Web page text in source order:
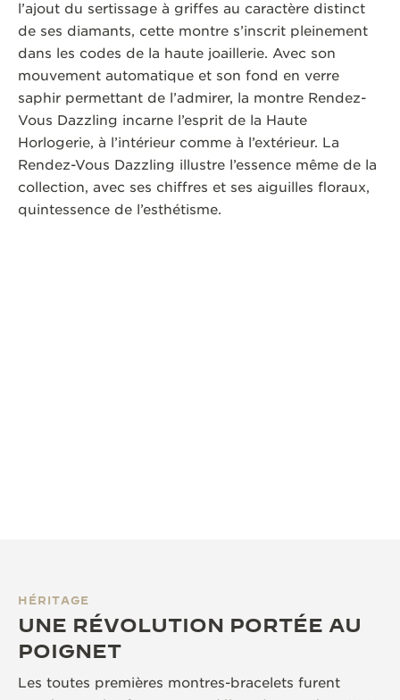
l’ajout du sertissage à griffes au caractère distinct
de ses diamants, cette montre s’inscrit pleinement
dans les codes de la haute joaillerie. Avec son
mouvement automatique et son fond en verre
saphir permettant de l’admirer, la montre Rendez-
Vous Dazzling incarne l’esprit de la Haute
Horlogerie, à l’intérieur comme à l’extérieur. La
Rendez-Vous Dazzling illustre l’essence même de la
collection, avec ses chiffres et ses aiguilles floraux,
quintessence de l’esthétisme.
HÉRITAGE
UNE RÉVOLUTION PORTÉE AU
POIGNET
Les toutes premières montres-bracelets furent